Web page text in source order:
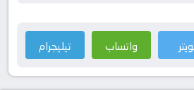
واتساب تيليجرام